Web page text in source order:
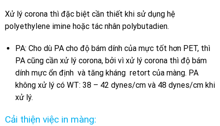
Xử lý corona thì đặc biệt cần thiết khi sử dụng hệ
polyethylene imine hoặc tác nhân polybutadien.
PA: Cho dù PA cho độ bám dính của mực tốt hơn PET, thì
PA cũng cần xử lý corona, bởi vì xử lý corona thì độ bám
dính mực ổn định và tăng kháng retort của màng. PA
không xử lý có WT: 38 – 42 dynes/cm và 48 dynes/cm khi
xử lý.
Cải thiện việc in màng: